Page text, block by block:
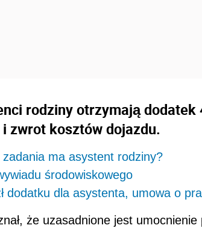
rodziny otrzymają dodatek
zwrot kosztów dojazdu.
zadania ma asystent rodziny?
środowiskowego
dodatku dla asystenta, umowa o
że uzasadnione jest